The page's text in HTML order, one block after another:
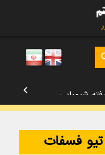
شیمیایی chevron_left
فسفات